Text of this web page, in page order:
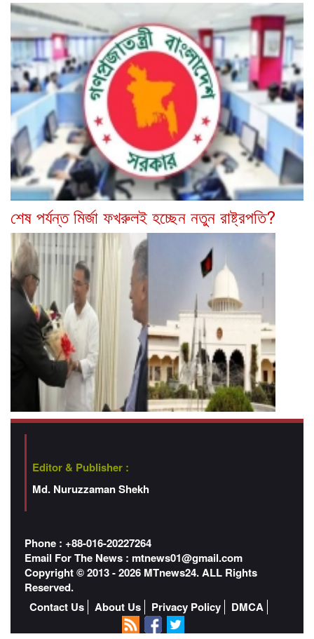
শেষ পর্যন্ত মির্জা ফখরুলই হচ্ছেন নতুন রাষ্ট্রপতি?
Editor & Publisher :
Md. Nuruzzaman Shekh
Phone : +88-016-20227264
Email For The News : mtnews01@gmail.com
Copyright © 2013 - 2026 MTnews24. ALL Rights
Reserved.
Contact Us
About Us Privacy Policy DMCA